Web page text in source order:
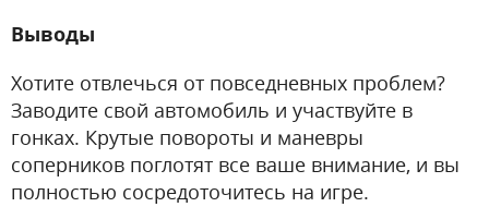
Выводы
Хотите отвлечься от повседневных проблем?
Заводите свой автомобиль и участвуйте в
гонках. Крутые повороты и маневры
соперников поглотят все ваше внимание, и вы
полностью сосредоточитесь на игре.